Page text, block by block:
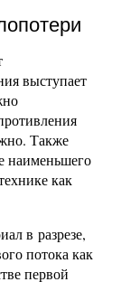
выступает
Также
наименьшего
как
в разрезе,
потока как
первой